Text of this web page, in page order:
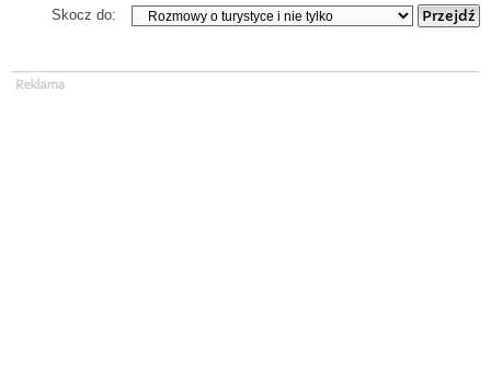
Skocz do: